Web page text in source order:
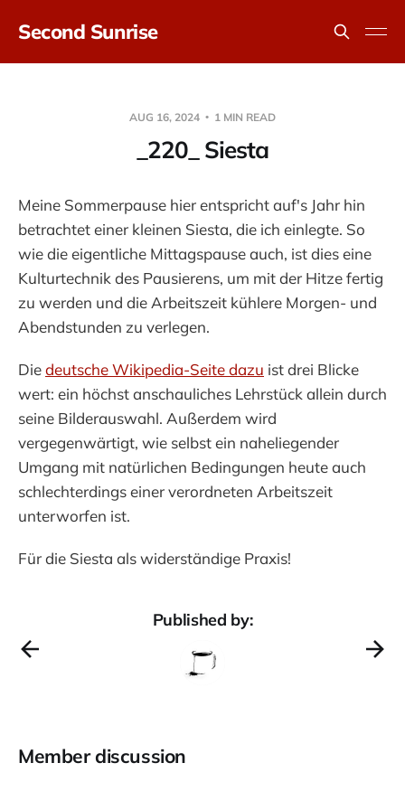
Second Sunrise
AUG 16, 2024 1 MIN READ
_220_ Siesta
Meine Sommerpause hier entspricht auf's Jahr hin
betrachtet einer kleinen Siesta, die ich einlegte. So
wie die eigentliche Mittagspause auch, ist dies eine
Kulturtechnik des Pausierens, um mit der Hitze fertig
zu werden und die Arbeitszeit kühlere Morgen- und
Abendstunden zu verlegen.
Diedeutsche Wikipedia-Seite dazu ist drei Blicke
wert: ein höchst anschauliches Lehrstück allein durch
seine Bilderauswahl. Außerdem wird
vergegenwärtigt, wie selbst ein naheliegender
Umgang mit natürlichen Bedingungen heute auch
schlechterdings einer verordneten Arbeitszeit
unterworfen ist.
Für die Siesta als widerständige Praxis!
Published by:
Member discussion